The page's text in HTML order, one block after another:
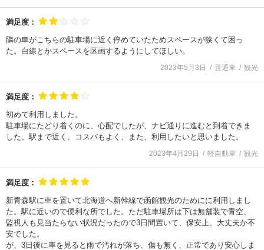
満足度：
隣の車がこちらの駐車場に近く停めていたためスペースが狭くて困っ
た。白線とかスペースを区画するようにしてほしい。
2023年5月3日 普通車 観光
満足度：
初めて利用しました。
駐車場にたどり着くのに、心配でしたが、ナビ通りに進むと到着できま
した。駅まで近く、コスパもよく、また、利用したいと思いました。
2023年4月29日 軽自動車 観光
満足度：
新青森駅に車を置いて北海道へ新幹線で函館観光のためにに利用しまし
た。駅に近いので便利な所でした。ただ駐車場所は下は無舗装で青空、
監視人も見当たらない状況だったので3日間置いて、保安上、大丈夫か不
安でした。
が、3日後に車を見ると雨で汚れが落ち、傷も無く、正常であり安心しま